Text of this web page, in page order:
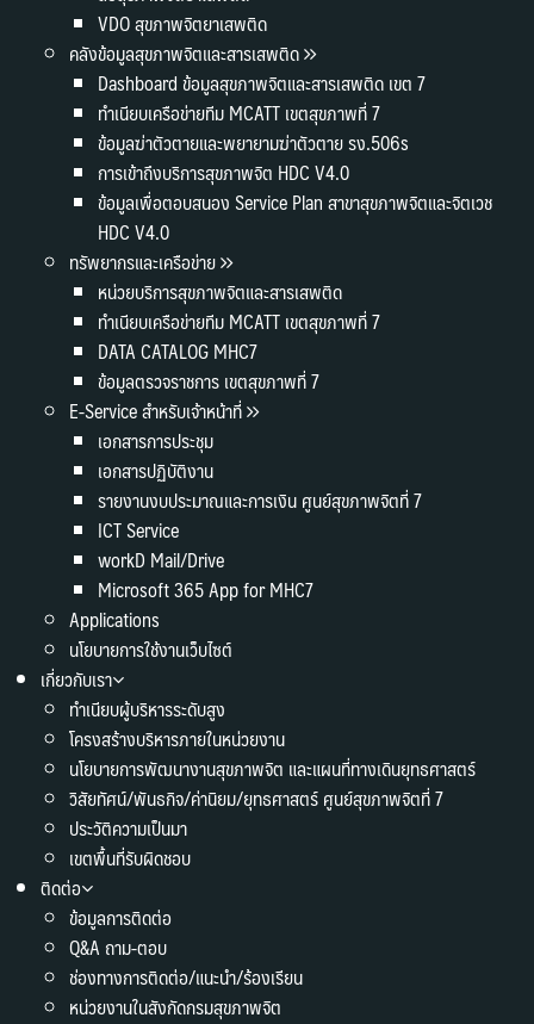
VDO สุขภาพจิตยาเสพติด
คลังข้อมูลสุขภาพจิตและสารเสพติด
Dashboard ข้อมูลสุขภาพจิตและสารเสพติด เขต 7
ทำเนียบเครือข่ายทีม MCATT เขตสุขภาพที่ 7
ข้อมูลฆ่าตัวตายและพยายามฆ่าตัวตาย รง.506s
การเข้าถึงบริการสุขภาพจิต HDC V4.0
ข้อมูลเพื่อตอบสนอง Service Plan สาขาสุขภาพจิตและจิตเวช
HDC V4.0
ทรัพยากรและเครือข่าย
หน่วยบริการสุขภาพจิตและสารเสพติด
ทำเนียบเครือข่ายทีม MCATT เขตสุขภาพที่ 7
DATA CATALOG MHC7
ข้อมูลตรวจราชการ เขตสุขภาพที่ 7
E-Service สำหรับเจ้าหน้าที่
เอกสารการประชุม
เอกสารปฏิบัติงาน
รายงานงบประมาณและการเงิน ศูนย์สุขภาพจิตที่ 7
ICT Service
workD Mail/Drive
Microsoft 365 App for MHC7
Applications
นโยบายการใช้งานเว็บไซต์
เกี่ยวกับเรา
ทำเนียบผู้บริหารระดับสูง
โครงสร้างบริหารภายในหน่วยงาน
นโยบายการพัฒนางานสุขภาพจิต และแผนที่ทางเดินยุทธศาสตร์
วิสัยทัศน์/พันธกิจ/ค่านิยม/ยุทธศาสตร์ ศูนย์สุขภาพจิตที่ 7
ประวัติความเป็นมา
เขตพื้นที่รับผิดชอบ
ติดต่อ
ข้อมูลการติดต่อ
Q&A ถาม-ตอบ
ช่องทางการติดต่อ/แนะนำ/ร้องเรียน
หน่วยงานในสังกัดกรมสุขภาพจิต